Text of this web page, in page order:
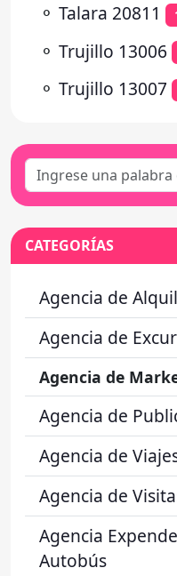
⚬ Talara 20811
⚬ Trujillo 13006
⚬ Trujillo 13007
CATEGORÍAS
Agencia de
Agencia de
Agencia de
Agencia de
Agencia de
Agencia de
Agencia
Autobús